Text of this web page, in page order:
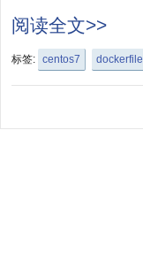
阅读全文>>
标签: centos7 dockerfile